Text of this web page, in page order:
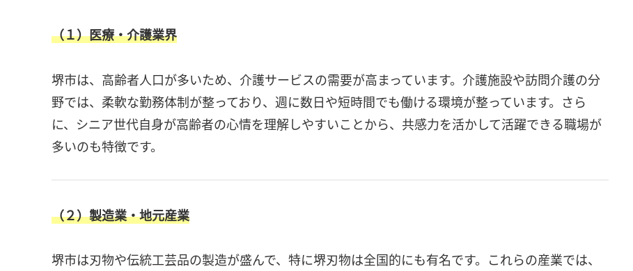
（１）医療・介護業界
堺市は、高齢者人口が多いため、介護サービスの需要が高まっています。介護施設や訪問介護の分
野では、柔軟な勤務体制が整っており、週に数日や短時間でも働ける環境が整っています。さら
に、シニア世代自身が高齢者の心情を理解しやすいことから、共感力を活かして活躍できる職場が
多いのも特徴です。
（２）製造業・地元産業
堺市は刃物や伝統工芸品の製造が盛んで、特に堺刃物は全国的にも有名です。これらの産業では、